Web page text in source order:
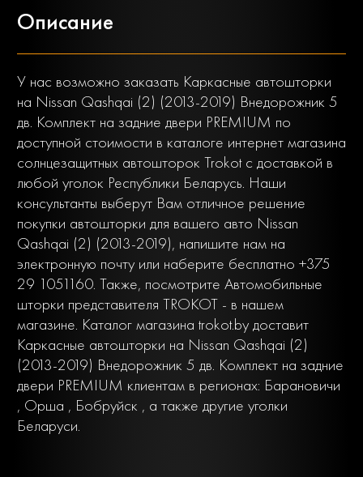
Описание
У нас возможно заказать Каркасные автошторки
на Nissan Qashqai (2) (2013-2019) Внедорожник 5
дв. Комплект на задние двери PREMIUM по
доступной стоимости в каталоге интернет магазина
солнцезащитных автошторок Trokot с доставкой в
любой уголок Республики Беларусь. Наши
консультанты выберут Вам отличное решение
покупки автошторки для вашего авто Nissan
Qashqai (2) (2013-2019), напишите нам на
электронную почту или наберите бесплатно +375
29 1051160. Также, посмотрите Автомобильные
шторки представителя TROKOT - в нашем
магазине. Каталог магазина trokot.by доставит
Каркасные автошторки на Nissan Qashqai (2)
(2013-2019) Внедорожник 5 дв. Комплект на задние
двери PREMIUM клиентам в регионах: Барановичи
, Орша , Бобруйск , а также другие уголки
Беларуси.